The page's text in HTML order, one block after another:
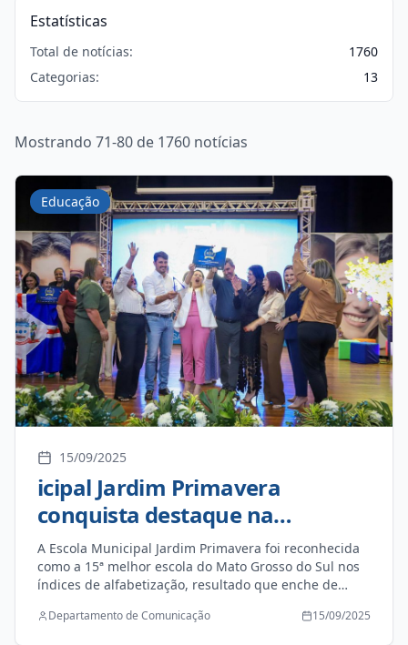
Estatísticas
Total de notícias:
1760
Categorias:
13
Mostrando 71-80 de 1760 notícias
Educação
15/09/2025
icipal Jardim Primavera
conquista destaque na
alfabetização em MS
A Escola Municipal Jardim Primavera foi reconhecida
como a 15ª melhor escola do Mato Grosso do Sul nos
índices de alfabetização, resultado que enche de
compromisso do prefeito Thalles Tomazelli e do vice,
Departamento de Comunicação 15/09/2025